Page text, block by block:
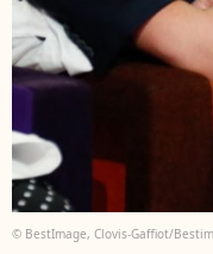
© BestImage, Clovis-Gaffiot/